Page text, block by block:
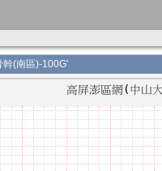
幹(南區)-100G'